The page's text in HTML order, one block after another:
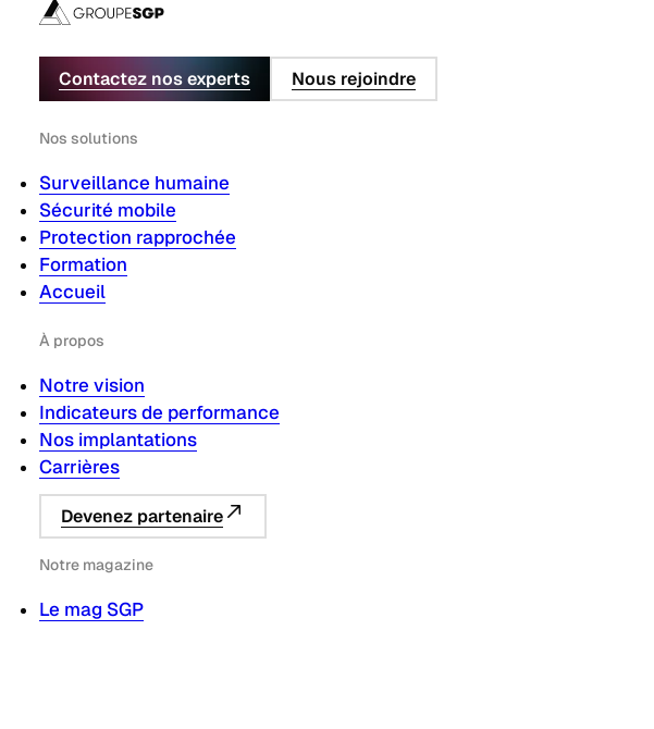
Contactez nos experts Nous rejoindre
Nos solutions
Surveillance humaine
Sécurité mobile
Protection rapprochée
Formation
Accueil
À propos
Notre vision
Indicateurs de performance
Nos implantations
Carrières
Devenez partenaire
Notre magazine
Le mag SGP